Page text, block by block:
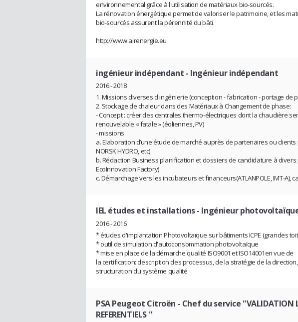
environnemental grâce à l'utilisation de matériaux bio-sourcés.
La rénovation énergétique permet de valoriser le patrimoine, et les
bio-sourcés assurent la pérennité du bâti.
http://www.airenergie.eu
ingénieur indépendant - Ingénieur indépendant
2016 - 2018
1. Missions diverses d'ingénierie (conception - fabrication - portage de
2. Stockage de chaleur dans des Matériaux à Changement de phase:
- Concept : créer des centrales thermo-électriques dont la chaudière
renouvelable « fatale » (éoliennes, PV)
- missions
a. Elaboration d’une étude de marché auprès de partenaires ou clients
NORSK HYDRO, etc)
b. Rédaction Business planification et dossiers de candidature à divers
EcoInnovation Factory)
c. Démarchage vers les incubateurs et financeurs(ATLANPOLE, IMT-A),
IEL études et installations- Ingénieur
2016 - 2016
* études d'implantation Photovoltaïque sur bâtiments ICPE (grandes
* outil de simulation d'autoconsommation photovoltaïque
* mise en place de la démarche qualité ISO9001 et ISO14001en vue de
la certification: description des processus, de la stratégie de la direction,
structuration du système qualité
PSA Peugeot Citroën - Chef du service "VALIDATION
REFERENTIELS "